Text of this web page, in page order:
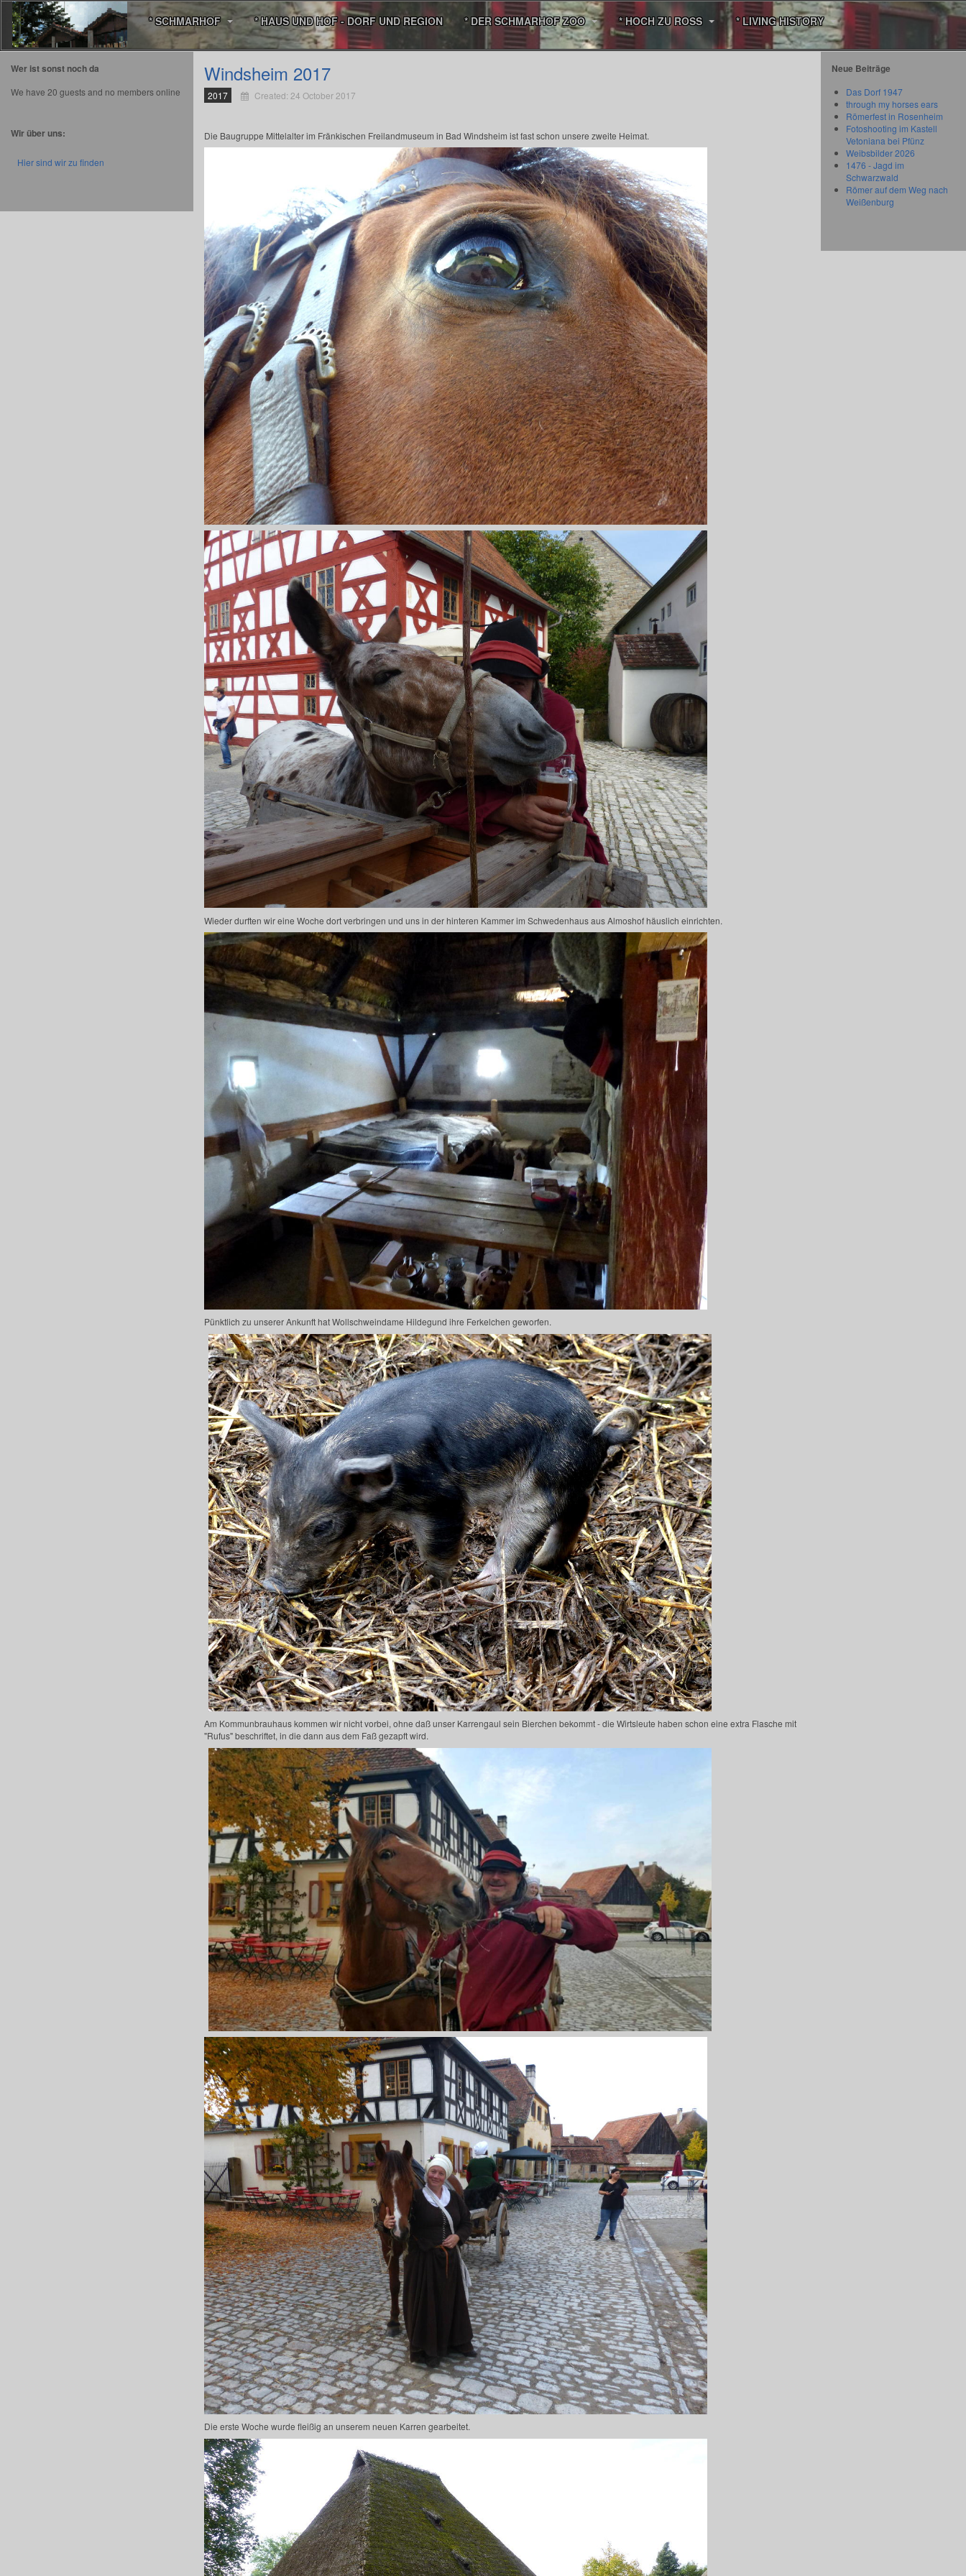
* SCHMARHOF * HAUS UND HOF - DORF UND REGION * DER SCHMARHOF ZOO * HOCH ZU ROSS * LIVING HISTORY
Windsheim 2017
2017 Created: 24 October 2017
Die Baugruppe Mittelalter im Fränkischen Freilandmuseum in Bad Windsheim ist fast schon unsere zweite Heimat.
Wieder durften wir eine Woche dort verbringen und uns in der hinteren Kammer im Schwedenhaus aus Almoshof häuslich einrichten.
Pünktlich zu unserer Ankunft hat Wollschweindame Hildegund ihre Ferkelchen geworfen.
Am Kommunbrauhaus kommen wir nicht vorbei, ohne daß unser Karrengaul sein Bierchen bekommt - die Wirtsleute haben schon eine extra Flasche mit
"Rufus" beschriftet, in die dann aus dem Faß gezapft wird.
Die erste Woche wurde fleißig an unserem neuen Karren gearbeitet.
Wer ist sonst noch da
We have 20 guests and no members online
Wir über uns:
Hier sind wir zu finden
Neue Beiträge
Das Dorf 1947
through my horses ears
Römerfest in Rosenheim
Fotoshooting im Kastell
Vetoniana bei Pfünz
Weibsbilder 2026
1476 - Jagd im
Schwarzwald
Römer auf dem Weg nach
Weißenburg